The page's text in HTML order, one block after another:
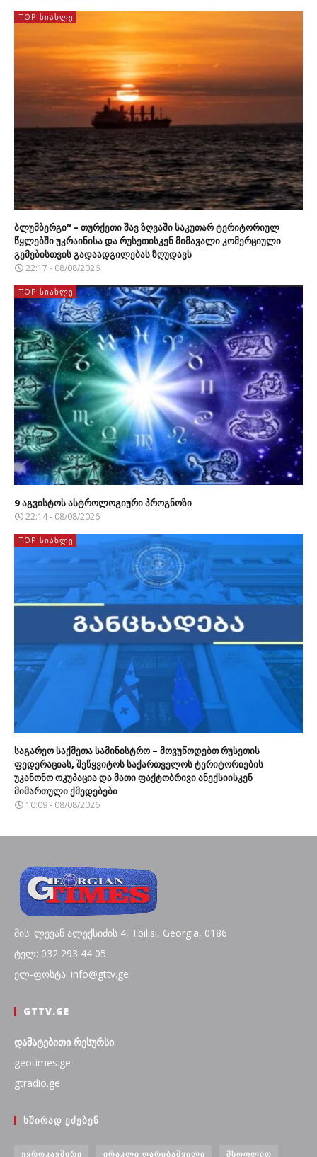
TOP ᲡᲘᲐᲮᲚᲔ
ბლუმბერგი“ – თურქეთი შავ ზღვაში საკუთარ ტერიტორიულ
წყლებში უკრაინისა და რუსეთისკენ მიმავალი კომერციული
გემებისთვის გადაადგილებას ზღუდავს
22:17 - 08/08/2026
TOP ᲡᲘᲐᲮᲚᲔ
9 აგვისტოს ასტროლოგიური პროგნოზი
22:14 - 08/08/2026
TOP ᲡᲘᲐᲮᲚᲔ
საგარეო საქმეთა სამინისტრო – მოვუწოდებთ რუსეთის
ფედერაციას, შეწყვიტოს საქართველოს ტერიტორიების
უკანონო ოკუპაცია და მათი ფაქტობრივი ანექსიისკენ
მიმართული ქმედებები
10:09 - 08/08/2026
მის: ლევან ალექსიძის 4, Tbilisi, Georgia, 0186
ტელ: 032 293 44 05
ელ-ფოსტა: info@gttv.ge
GTTV.GE
დამატებითი რესურსი
geotimes.ge
gtradio.ge
ᲮᲨᲘᲠᲐᲓ ᲔᲫᲔᲑᲔᲜ
ᲔᲕᲠᲝᲙᲐᲕᲨᲘᲠᲘ ᲘᲠᲐᲙᲚᲘ ᲦᲐᲠᲘᲑᲐᲨᲕᲘᲚᲘ ᲛᲡᲝᲤᲚᲘᲝ